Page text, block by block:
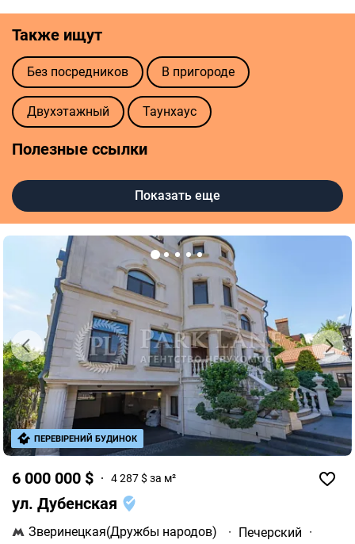
Также ищут
Без посредников В пригороде
Двухэтажный Таунхаус
Полезные ссылки
Агентства недвижимости в Киеве
Риелторы в Киеве
Показать еще
6 000 000 $ 4 287 $ за м²
ул. Дубенская
Зверинецкая(Дружбы народов) · Печерский ·
ПЕРЕВІРЕНИЙ БУДИНОК